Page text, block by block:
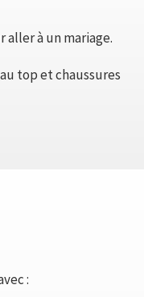
aller à un mariage.
top et chaussures
: